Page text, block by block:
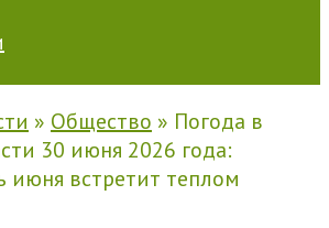
» Общество » Погода в
30 июня 2026 года:
июня встретит теплом